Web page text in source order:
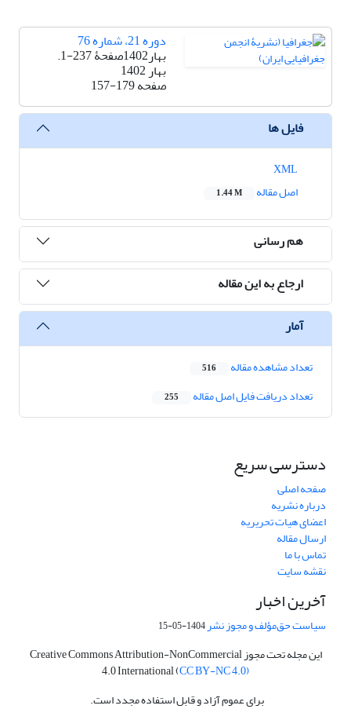
دوره 21، شماره 76
بهار1402صفحۀ 237-1.
بهار 1402
صفحه157-179
فایل ها
اصل مقاله
1.44 M
هم رسانی
ارجاع به این مقاله
آمار
تعداد مشاهده مقاله 516
تعداد دریافت فایل اصل مقاله 255
دسترسی سریع
صفحه اصلی
درباره نشریه
اعضای هیات تحریریه
ارسال مقاله
تماس با ما
نقشه سایت
آخرین اخبار
سیاست حق‌مؤلف و مجوز نشر1404-05-15
این مجله تحت مجوز Creative Commons Attribution-NonCommercial
4.0 International (CC BY-NC 4.0)
برای عموم آزاد و قابل استفاده مجدد است.